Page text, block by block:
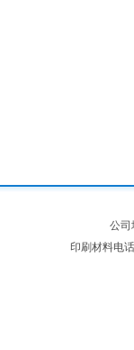
公司
印刷材料电